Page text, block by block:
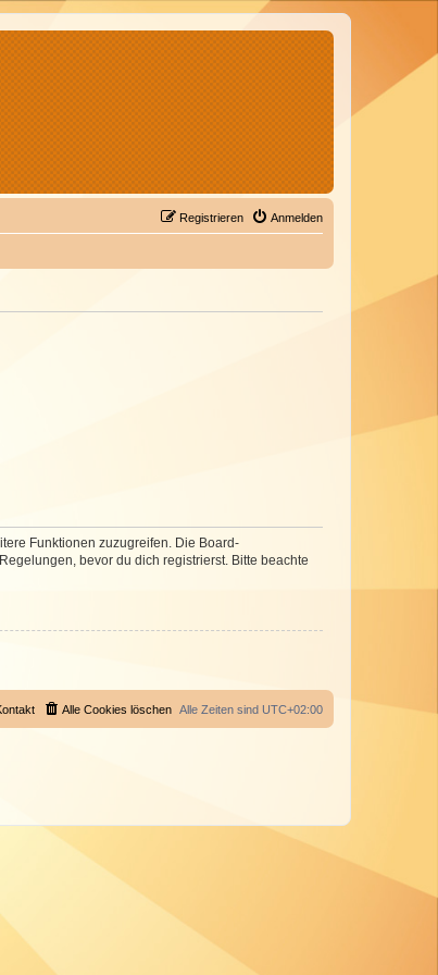
Anmelden
Registrieren
Funktionen zuzugreifen. Die Board-
bevor du dich registrierst. Bitte beachte
Alle Zeiten sind UTC+02:00
Alle Cookies löschen